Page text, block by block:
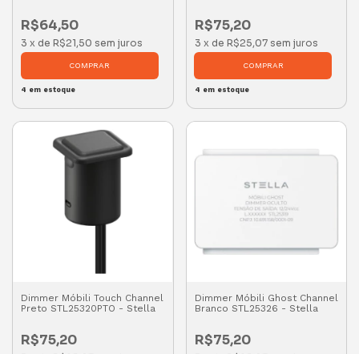
R$64,50
3 x de R$21,50 sem juros
4 em estoque
R$75,20
3 x de R$25,07 sem juros
4 em estoque
Dimmer Móbili Touch Channel
Preto STL25320PTO - Stella
R$75,20
Dimmer Móbili Ghost Channel
Branco STL25326 - Stella
R$75,20